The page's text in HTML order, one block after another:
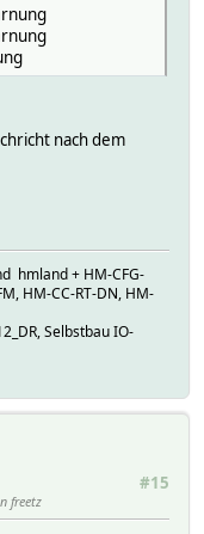
nach dem
hmland + HM-CFG-
HM-CC-RT-DN, HM-
Selbstbau IO-
#15
freetz